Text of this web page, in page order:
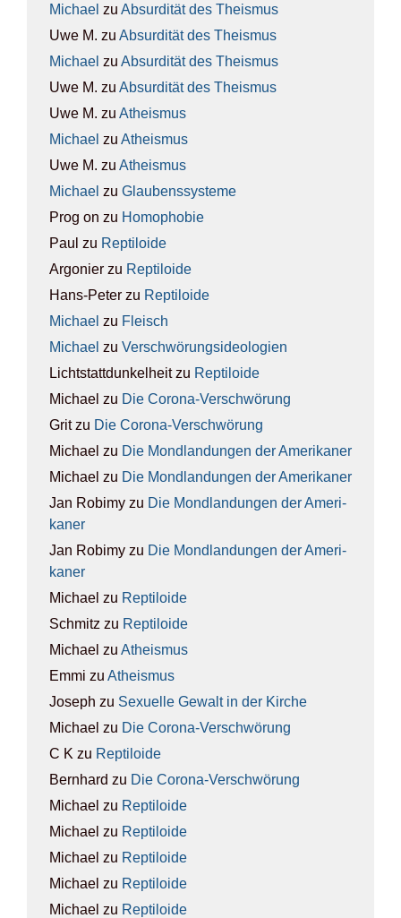
Michael zu Absur­di­tät des The­is­mus
Uwe M. zu Absur­di­tät des The­is­mus
Michael zu Absur­di­tät des The­is­mus
Uwe M. zu Absur­di­tät des The­is­mus
Uwe M. zu Athe­is­mus
Michael zu Athe­is­mus
Uwe M. zu Athe­is­mus
Michael zu Glau­bens­sys­te­me
Prog on zu Homo­pho­bie
Paul zu Rep­ti­lo­ide
Argonier zu Rep­ti­lo­ide
Hans-Peter zu Rep­ti­lo­ide
Michael zu Fleisch
Michael zu Ver­schwö­rungs­ideo­lo­gien
Lichtstattdunkelheitzu Rep­ti­lo­ide
Michael zu Die Coro­na-Ver­schwö­rung
Gritzu Die Coro­na-Ver­schwö­rung
Michael zu Die Mond­lan­dun­gen der Ame­ri­ka­ner
Michael zu Die Mond­lan­dun­gen der Ame­ri­ka­ner
Jan Robimy zu Die Mond­lan­dun­gen der Ame­ri­
ka­ner
Jan Robimy zu Die Mond­lan­dun­gen der Ame­ri­
ka­ner
Michael zu Rep­ti­lo­ide
Schmitz zu Rep­ti­lo­ide
Michael zu Athe­is­mus
Emmi zu Athe­is­mus
Joseph zu Sexu­el­le Gewalt in der Kir­che
Michael zu Die Coro­na-Ver­schwö­rung
C K zu Rep­ti­lo­ide
Bernhard zu Die Coro­na-Ver­schwö­rung
Michael zu Rep­ti­lo­ide
Michael zu Rep­ti­lo­ide
Michael zu Rep­ti­lo­ide
Michael zu Rep­ti­lo­ide
Michael zu Rep­ti­lo­ide